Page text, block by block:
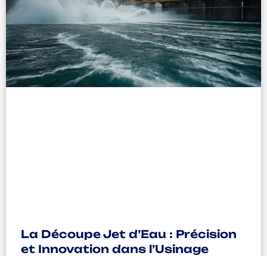
La Découpe Jet d’Eau : Précision
et Innovation dans l’Usinage